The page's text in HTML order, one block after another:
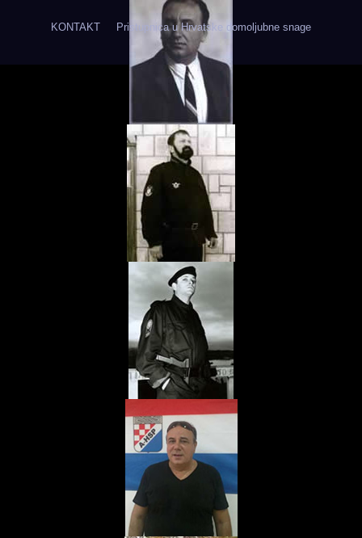
KONTAKT Pristupnica u Hrvatske domoljubne snage